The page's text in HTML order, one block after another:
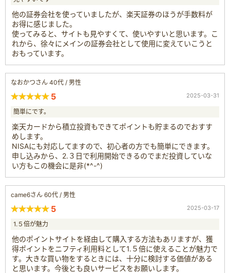
他の証券会社を使っていましたが、楽天証券のほうが手数料が
お得に感じました。
使ってみると、サイトも見やすくて、使いやすいと思います。こ
れから、徐々にメインの証券会社として使用に変えていこうと
おもっています。
なおかつさん 40代 / 男性
5 2025-03-31
簡単にです。
楽天カードから積立投資もできてポイントも貯まるのでおすす
めします。
NISAにも対応してますので、初心者の方でも簡単にできます。
申し込みから、2.３日で利用開始できるのでまだ投資していな
い方もこの機会に是非(*^-^)
came6さん 60代 / 男性
5 2025-03-17
1.５倍が魅力
他のポイントサイトを経由して購入する方法もあリますが、獲
得ポイントをニフティ利用料として1.５倍に使えることが魅力で
す。大きな買い物をするときには、十分に検討する価値がある
と思います。今後とも良いサービスをお願いします。